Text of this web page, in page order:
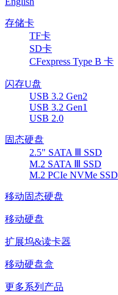
存储卡
TF卡
SD卡
CFexpress Type B 卡
闪存U盘
USB 3.2 Gen2
USB 3.2 Gen1
USB 2.0
固态硬盘
2.5" SATA Ⅲ SSD
M.2 SATA Ⅲ SSD
M.2 PCIe NVMe SSD
移动固态硬盘
移动硬盘
扩展坞&读卡器
移动硬盘盒
更多系列产品